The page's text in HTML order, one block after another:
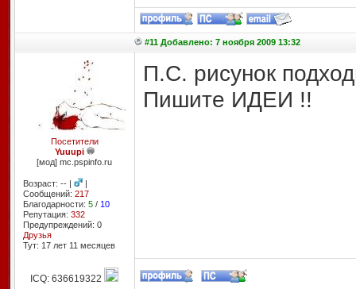
#11 Добавлено: 7 ноября 2009 13:32
Посетители
Yuuupi
[мод] mc.pspinfo.ru
Возраст: -- |
|
Сообщений: 217
Благодарности: 5/ 10
Репутация: 332
Предупреждений: 0
Друзья
Тут: 17 лет 11 месяцев
П.С. рисунок
Пишите ИДЕИ !!
ICQ: 636619322